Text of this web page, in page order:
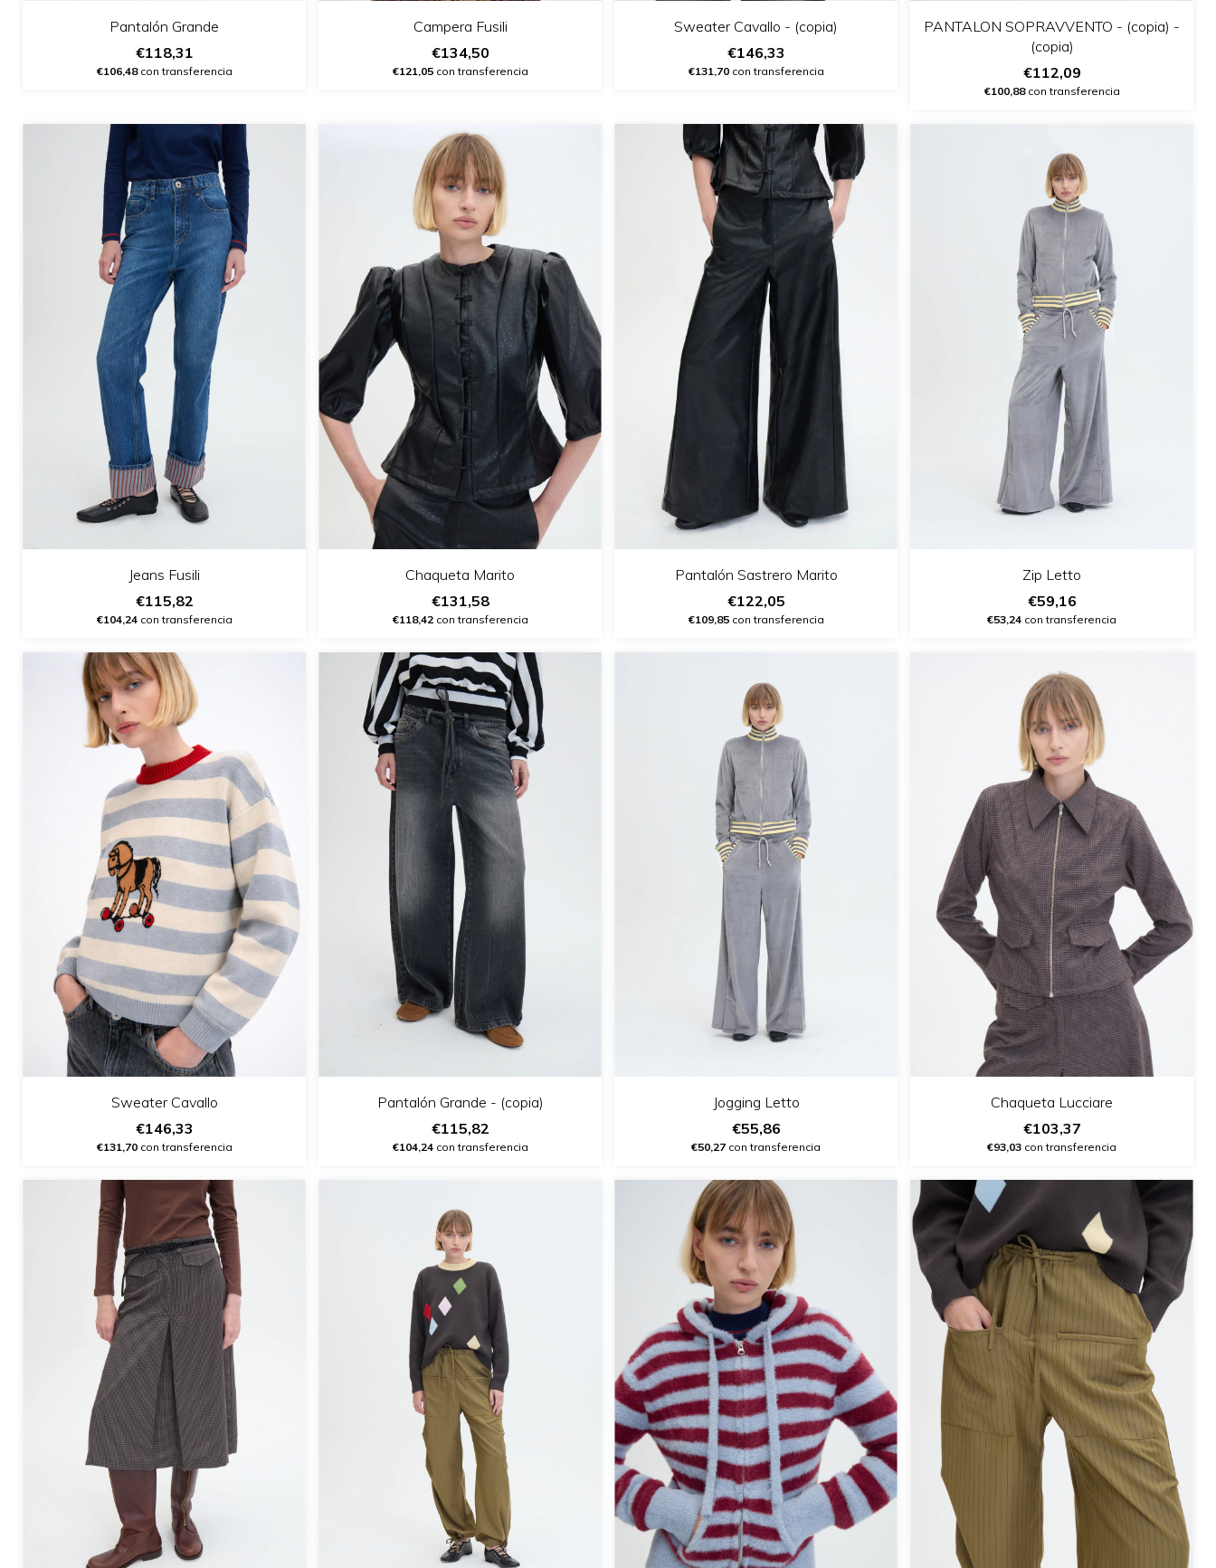
Pantalón Grande
€118,31
€106,48con transferencia
Campera Fusili
€134,50
€121,05con transferencia
Sweater Cavallo - (copia)
€146,33
€131,70con transferencia
PANTALON SOPRAVVENTO - (copia) -
(copia)
€112,09
€100,88con transferencia
Jeans Fusili
€115,82
€104,24con transferencia
Chaqueta Marito
€131,58
€118,42con transferencia
Pantalón Sastrero Marito
€122,05
€109,85con transferencia
Zip Letto
€59,16
€53,24 con transferencia
Sweater Cavallo
€146,33
€131,70con transferencia
Pantalón Grande - (copia)
€115,82
€104,24con transferencia
Jogging Letto
€55,86
€50,27 con transferencia
Chaqueta Lucciare
€103,37
€93,03 con transferencia